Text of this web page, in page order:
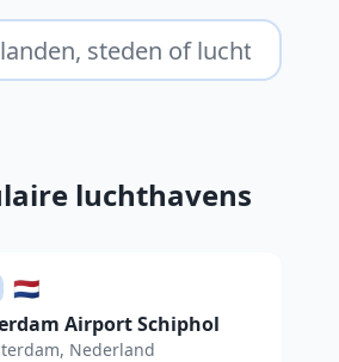
luchthavens
🇳🇱
Airport Schiphol
, Nederland